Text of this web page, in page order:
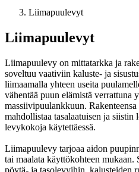
Liimapuulevyt
Liimapuulevyt
Liimapuulevy on mittatarkka ja
soveltuu vaativiin kaluste- ja
liimaamalla yhteen useita
vähentää puun elämistä verrattuna
massiivipuulankkuun.
mahdollistaa tasalaatuisen ja
levykokoja käytettäessä.
Liimapuulevy tarjoaa aidon
tai maalata käyttökohteen
pöytä- ja tasolevyihin,